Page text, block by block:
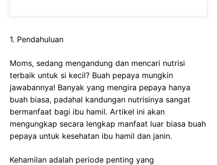
1. Pendahuluan
Moms, sedang mengandung dan mencari nutrisi
terbaik untuk si kecil? Buah pepaya mungkin
jawabannya! Banyak yang mengira pepaya hanya
buah biasa, padahal kandungan nutrisinya sangat
bermanfaat bagi ibu hamil. Artikel ini akan
mengungkap secara lengkap manfaat luar biasa buah
pepaya untuk kesehatan ibu hamil dan janin.
Kehamilan adalah periode penting yang